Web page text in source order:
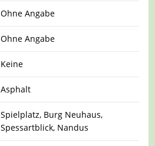
Ohne Angabe
Ohne Angabe
Keine
Asphalt
Spielplatz, Burg Neuhaus,
Spessartblick, Nandus